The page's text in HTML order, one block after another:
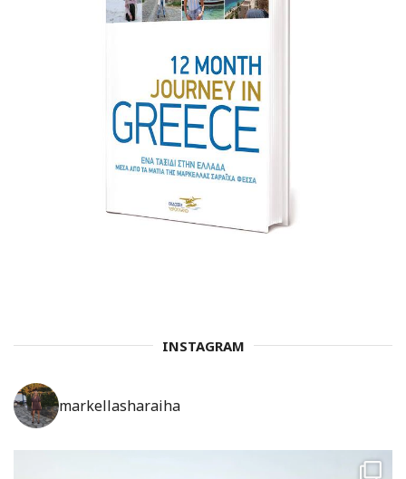
INSTAGRAM
markellasharaiha